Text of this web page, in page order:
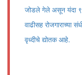
जोडले गेले असून यंदा
वाढीसह रोजगाराच्या
वृध्दीचे द्योतक आहे.